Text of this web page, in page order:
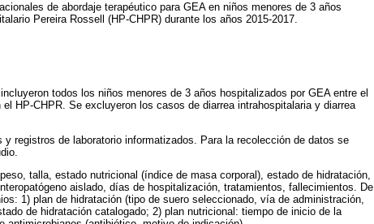
de abordaje terapéutico para GEA en niños menores de 3 años
Pereira Rossell (HP-CHPR) durante los años 2015-2017.
todos los niños menores de 3 años hospitalizados por GEA entre el
HP-CHPR. Se excluyeron los casos de diarrea intrahospitalaria y diarrea
registros de laboratorio informatizados. Para la recolección de datos se
talla, estado nutricional (índice de masa corporal), estado de hidratación,
aislado, días de hospitalización, tratamientos, fallecimientos. De
1) plan de hidratación (tipo de suero seleccionado, vía de administración,
de hidratación catalogado; 2) plan nutricional: tiempo de inicio de la